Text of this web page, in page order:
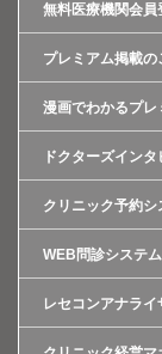
無料医療機関会員
プレミアム掲載の
漫画でわかるプレ
ドクターズイン
クリニック予約
WEB問診システ
レセコンアナライ